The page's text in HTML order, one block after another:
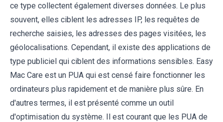
ce type collectent également diverses données. Le plus
souvent, elles ciblent les adresses IP, les requêtes de
recherche saisies, les adresses des pages visitées, les
géolocalisations. Cependant, il existe des applications de
type publiciel qui ciblent des informations sensibles. Easy
Mac Care est un PUA qui est censé faire fonctionner les
ordinateurs plus rapidement et de manière plus sûre. En
d'autres termes, il est présenté comme un outil
d'optimisation du système. Il est courant que les PUA de